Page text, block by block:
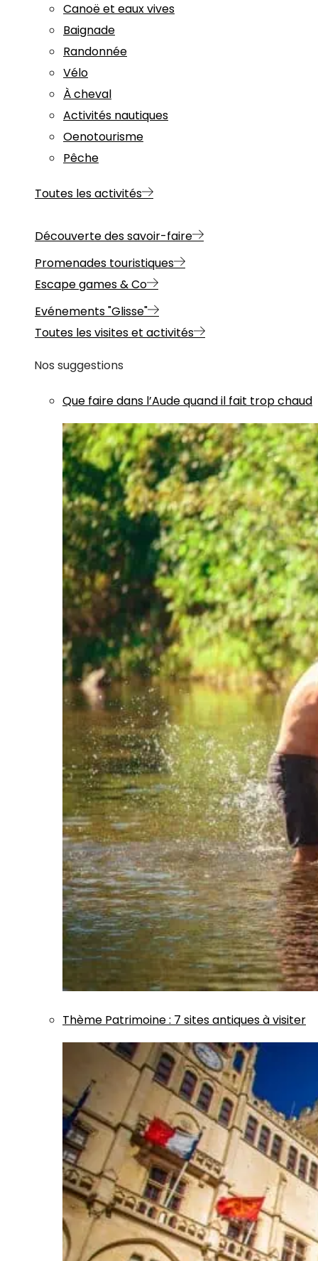
Canoë et eaux vives
Baignade
Randonnée
Vélo
À cheval
Activités nautiques
Oenotourisme
Pêche
Toutes les activités
Découverte des savoir-faire
Promenades touristiques
Escape games & Co
Evénements "Glisse"
Toutes les visites et activités
Nos suggestions
Que faire dans l’Aude quand il fait trop chaud
Thème Patrimoine: 7 sites antiques à visiter